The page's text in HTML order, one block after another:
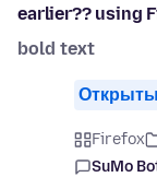
earlier?? using
bold text
Firefox
SuMo